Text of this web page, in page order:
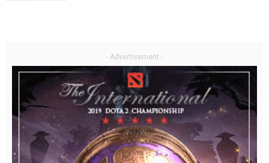
- Advertisement -